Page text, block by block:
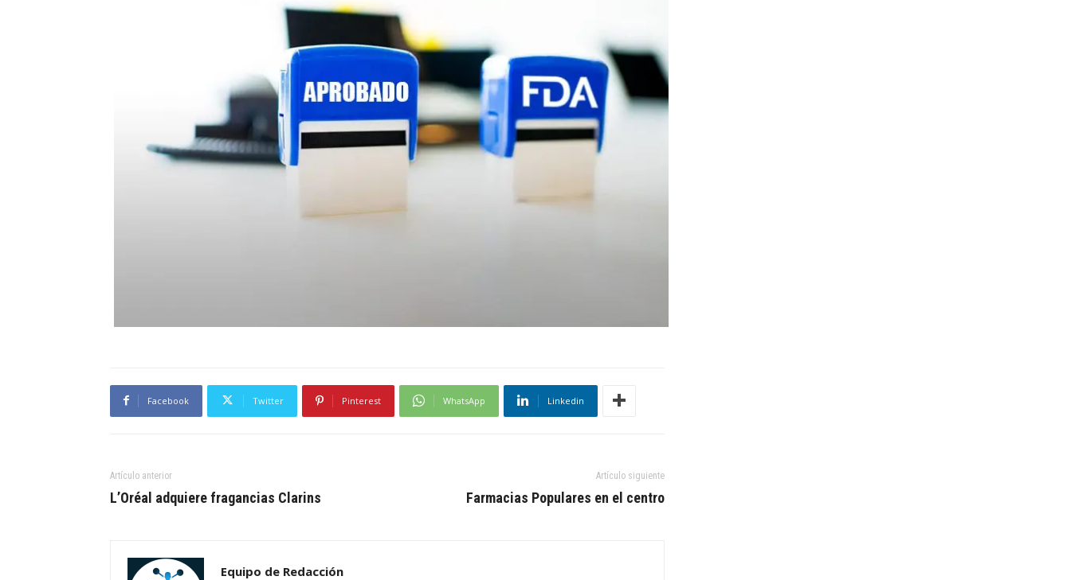
Facebook Twitter Pinterest WhatsApp Linkedin
Artículo anterior
L’Oréal adquiere fragancias Clarins
Artículo siguiente
Farmacias Populares en el centro
Equipo de Redacción